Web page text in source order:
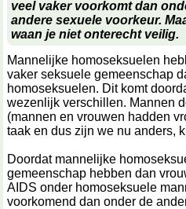
veel vaker voorkomt dan
andere sexuele voorkeur.
waan je niet onterecht veilig.
Mannelijke homoseksuelen
vaker seksuele gemeenschap
homoseksuelen. Dit komt
wezenlijk verschillen. Mannen
(mannen en vrouwen hadden
taak en dus zijn we nu anders,
Doordat mannelijke
gemeenschap hebben dan
AIDS onder homoseksuele
voorkomend dan onder de